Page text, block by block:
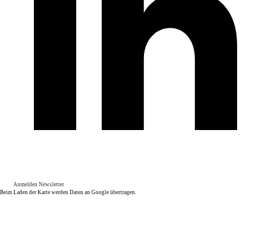
Anmelden Newsletter
Beim Laden der Karte werden Daten an Google übertragen.